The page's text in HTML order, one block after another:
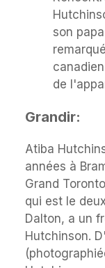
son
de
Grandir:
Atiba
années à
Grand
qui est le
Dalton, a un
Hutchinson.